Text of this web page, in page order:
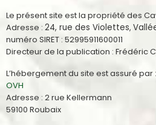
Le présent site est la propriété des
Adresse : 24, rue des Violettes,
numéro SIRET : 52995911600011
Directeur de la publication : Frédéric
L’hébergement du site est assuré par :
OVH
Adresse : 2 rue Kellermann
59100 Roubaix